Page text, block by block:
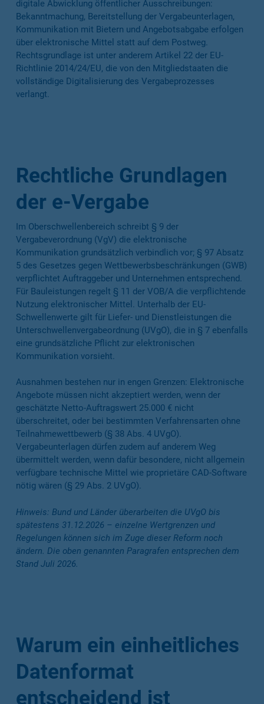
digitale Abwicklung öffentlicher Ausschreibungen:
Bekanntmachung, Bereitstellung der Vergabeunterlagen,
Kommunikation mit Bietern und Angebotsabgabe erfolgen
über elektronische Mittel statt auf dem Postweg.
Rechtsgrundlage ist unter anderem Artikel 22 der EU-
Richtlinie 2014/24/EU, die von den Mitgliedstaaten die
vollständige Digitalisierung des Vergabeprozesses
verlangt.
Rechtliche Grundlagen
der e-Vergabe
Im Oberschwellenbereich schreibt § 9 der
Vergabeverordnung (VgV) die elektronische
Kommunikation grundsätzlich verbindlich vor; § 97 Absatz
5 des Gesetzes gegen Wettbewerbsbeschränkungen (GWB)
verpflichtet Auftraggeber und Unternehmen entsprechend.
Für Bauleistungen regelt § 11 der VOB/A die verpflichtende
Nutzung elektronischer Mittel. Unterhalb der EU-
Schwellenwerte gilt für Liefer- und Dienstleistungen die
Unterschwellenvergabeordnung (UVgO), die in § 7 ebenfalls
eine grundsätzliche Pflicht zur elektronischen
Kommunikation vorsieht.
Ausnahmen bestehen nur in engen Grenzen: Elektronische
Angebote müssen nicht akzeptiert werden, wenn der
geschätzte Netto-Auftragswert 25.000 € nicht
überschreitet, oder bei bestimmten Verfahrensarten ohne
Teilnahmewettbewerb (§ 38 Abs. 4 UVgO).
Vergabeunterlagen dürfen zudem auf anderem Weg
übermittelt werden, wenn dafür besondere, nicht allgemein
verfügbare technische Mittel wie proprietäre CAD-Software
nötig wären (§ 29 Abs. 2 UVgO).
Hinweis: Bund und Länder überarbeiten die UVgO bis
spätestens 31.12.2026 – einzelne Wertgrenzen und
Regelungen können sich im Zuge dieser Reform noch
ändern. Die oben genannten Paragrafen entsprechen dem
Stand Juli 2026.
Warum ein einheitliches
Datenformat
entscheidend ist